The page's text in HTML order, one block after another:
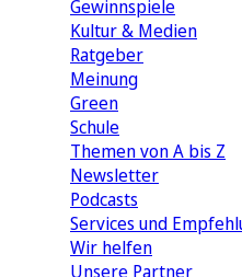
Gewinnspiele
Kultur & Medien
Ratgeber
Meinung
Green
Schule
Themen von A bis Z
Newsletter
Podcasts
Services und
Wir helfen
Unsere Partner